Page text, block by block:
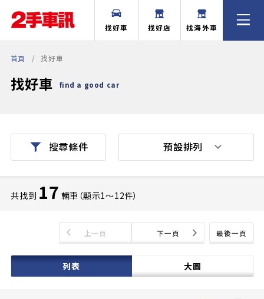
找好車 找好店 找海外車
首頁 找好車
找好車 find a good car
搜尋條件
共找到 17 輛車（顯示1〜12件）
最後一頁
上一頁 下一頁
列表 大圖
預設排列